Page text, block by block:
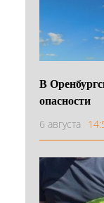
В
опасности
6 августа